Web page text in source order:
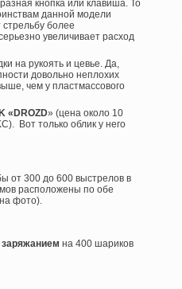
кнопка или клавиша. То
данной модели
более
увеличивает расход
на рукоять и цевье. Да,
довольно неплохих
чем у пластмассового
«DROZD» (цена около 10
Вот только облик у него
от 300 до 600 выстрелов в
расположены по обе
фото).
заряжанием на 400 шариков